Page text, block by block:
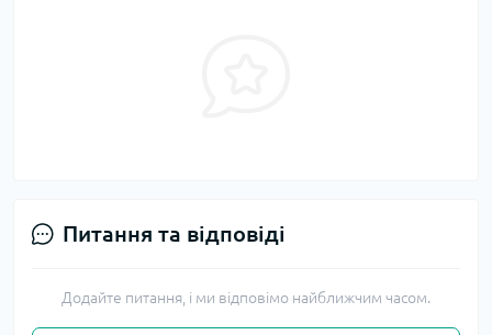
Питання та відповіді
Додайте питання, і ми відповімо найближчим часом.